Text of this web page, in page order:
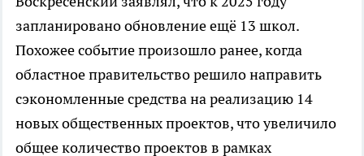
запланировано обновление ещё 13 школ.
Похожее событие произошло ранее, когда
областное правительство решило направить
сэкономленные средства на реализацию 14
новых общественных проектов, что увеличило
общее количество проектов в рамках